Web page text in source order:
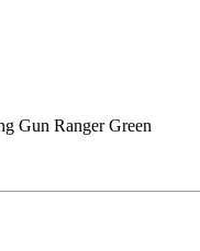
Gun Ranger Green